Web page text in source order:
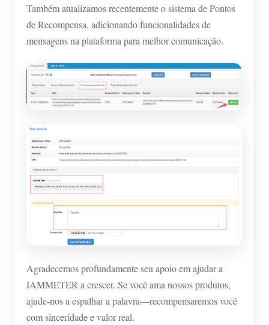
Também atualizamos recentemente o sistema de Pontos
de Recompensa, adicionando funcionalidades de
mensagens na plataforma para melhor comunicação.
Agradecemos profundamente seu apoio em ajudar a
IAMMETER a crescer. Se você ama nossos produtos,
ajude-nos a espalhar a palavra—recompensaremos você
com sinceridade e valor real.